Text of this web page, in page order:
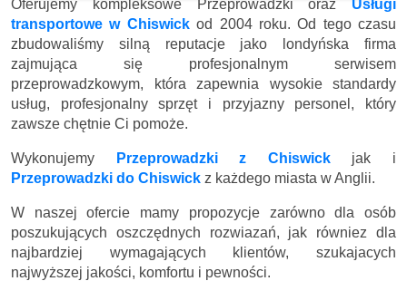
Oferujemy kompleksowe Przeprowadzki orazUsługi
transportowe w Chiswickod 2004 roku. Od tego czasu
zbudowaliśmy silną reputacje jako londyńska firma
zajmująca się profesjonalnym serwisem
przeprowadzkowym, która zapewnia wysokie standardy
usług, profesjonalny sprzęt i przyjazny personel, który
zawsze chętnie Ci pomoże.
Wykonujemy Przeprowadzki z Chiswickjak i
Przeprowadzki do Chiswick z każdego miasta w Anglii.
W naszej ofercie mamy propozycje zarówno dla osób
poszukujących oszczędnych rozwiazań, jak równiez dla
najbardziej wymagających klientów, szukajacych
najwyższej jakości, komfortu i pewności.